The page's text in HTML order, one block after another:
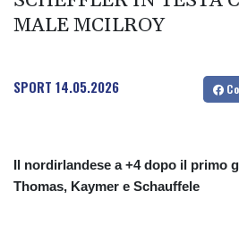
MALE MCILROY
SPORT 14.05.2026
Il nordirlandese a +4 dopo il primo
Thomas, Kaymer e Schauffele